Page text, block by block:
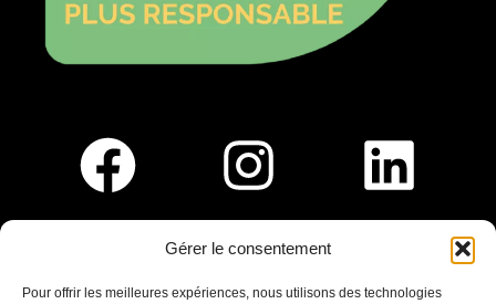
Gérer le consentement
Pour offrir les meilleures expériences, nous utilisons des technologies